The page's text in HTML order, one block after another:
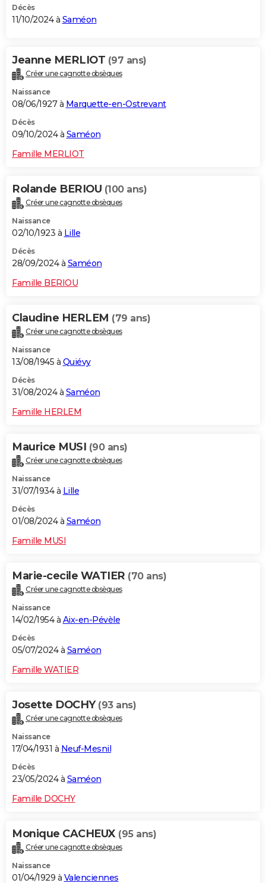
Décès
11/10/2024 à Saméon
Jeanne MERLIOT (97 ans)
Créer une cagnotte obsèques
Naissance
08/06/1927 à Marquette-en-Ostrevant
Décès
09/10/2024 à Saméon
Famille MERLIOT
Rolande BERIOU (100 ans)
Créer une cagnotte obsèques
Naissance
02/10/1923 à Lille
Décès
28/09/2024 à Saméon
Famille BERIOU
Claudine HERLEM (79 ans)
Créer une cagnotte obsèques
Naissance
13/08/1945 à Quiévy
Décès
31/08/2024 à Saméon
Famille HERLEM
Maurice MUSI (90 ans)
Créer une cagnotte obsèques
Naissance
31/07/1934 à Lille
Décès
01/08/2024 à Saméon
Famille MUSI
Marie-cecile WATIER (70 ans)
Créer une cagnotte obsèques
Naissance
14/02/1954 à Aix-en-Pévèle
Décès
05/07/2024 à Saméon
Famille WATIER
Josette DOCHY (93 ans)
Créer une cagnotte obsèques
Naissance
17/04/1931 à Neuf-Mesnil
Décès
23/05/2024 à Saméon
Famille DOCHY
Monique CACHEUX (95 ans)
Créer une cagnotte obsèques
Naissance
01/04/1929 à Valenciennes